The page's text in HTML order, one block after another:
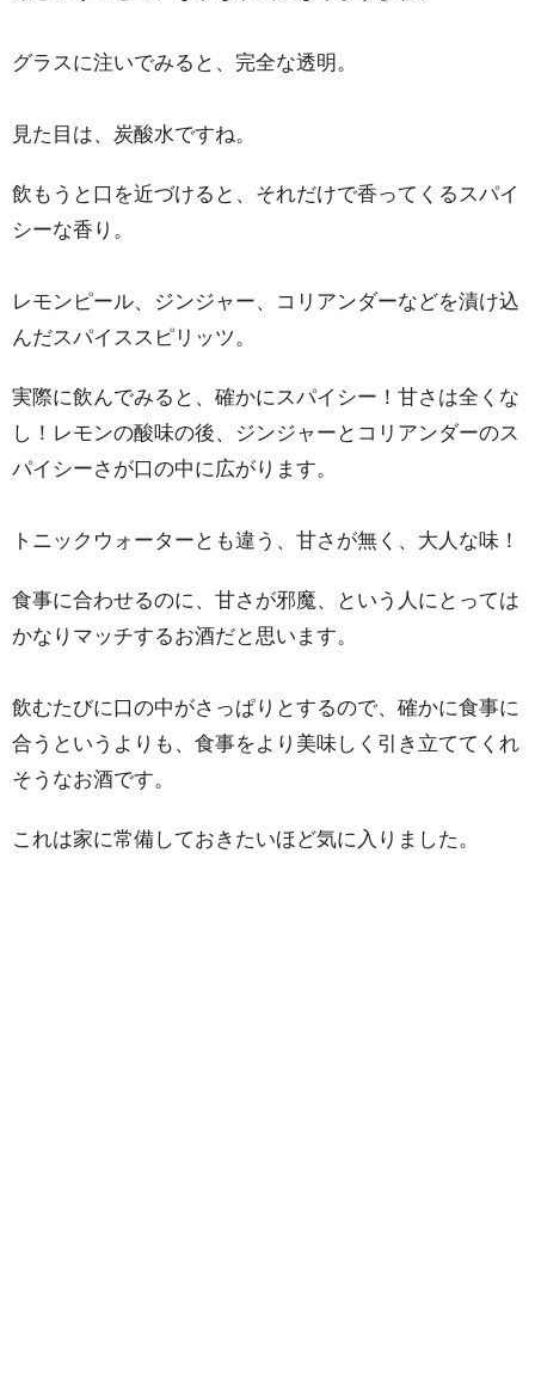
グラスに注いでみると、完全な透明。
見た目は、炭酸水ですね。
飲もうと口を近づけると、それだけで香ってくるスパイ
シーな香り。
レモンピール、ジンジャー、コリアンダーなどを漬け込
んだスパイススピリッツ。
実際に飲んでみると、確かにスパイシー！甘さは全くな
し！レモンの酸味の後、ジンジャーとコリアンダーのス
パイシーさが口の中に広がります。
トニックウォーターとも違う、甘さが無く、大人な味！
食事に合わせるのに、甘さが邪魔、という人にとっては
かなりマッチするお酒だと思います。
飲むたびに口の中がさっぱりとするので、確かに食事に
合うというよりも、食事をより美味しく引き立ててくれ
そうなお酒です。
これは家に常備しておきたいほど気に入りました。